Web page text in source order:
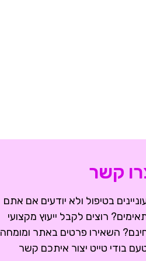
קשר
בטיפול ולא יודעים אם אתם
רוצים לקבל ייעוץ מקצועי
השאירו פרטים באתר ומומחה
בודי טייט יצור איתכם קשר